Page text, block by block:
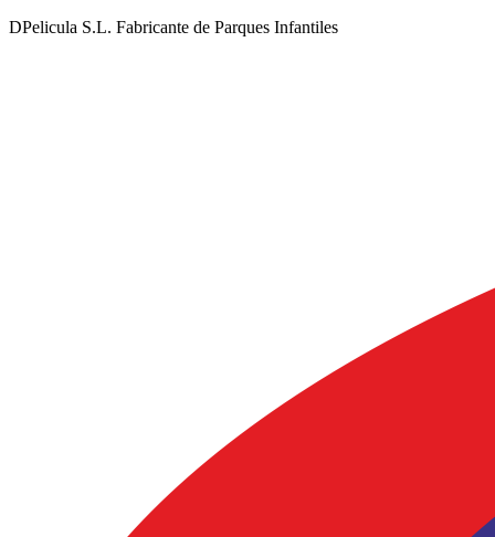
DPelicula S.L. Fabricante de Parques Infantiles